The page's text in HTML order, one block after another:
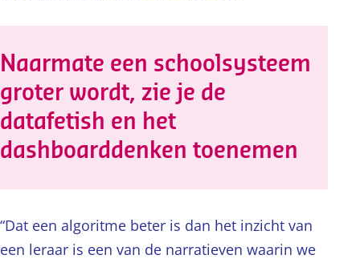
Naarmate een schoolsysteem
groter wordt, zie je de
datafetish en het
dashboarddenken toenemen
“Dat een algoritme beter is dan het inzicht van
een leraar is een van de narratieven waarin we